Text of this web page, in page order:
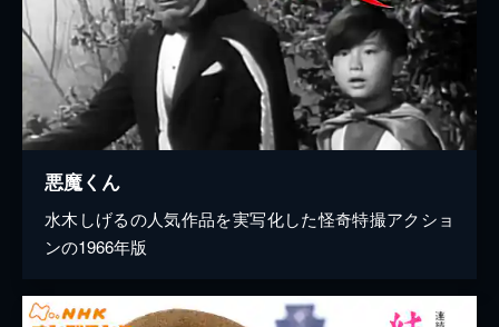
悪魔くん
水木しげるの人気作品を実写化した怪奇特撮アクショ
ンの1966年版